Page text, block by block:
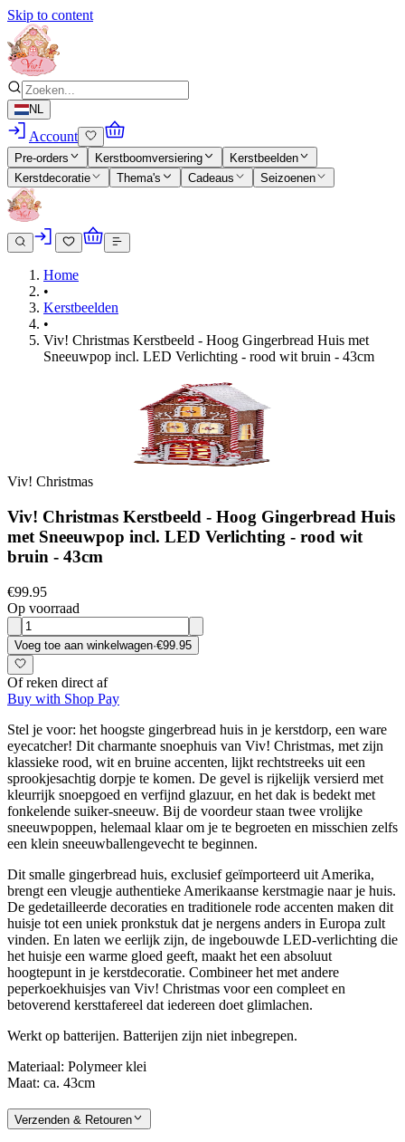
Skip to content
NL
Account
Pre-orders Kerstboomversiering
Kerstbeelden
Kerstdecoratie
Thema's Cadeaus Seizoenen
Home
•
Kerstbeelden
•
Viv! Christmas Kerstbeeld - Hoog Gingerbread Huis met
Sneeuwpop incl. LED Verlichting - rood wit bruin - 43cm
Viv! Christmas
Viv! Christmas Kerstbeeld - Hoog Gingerbread Huis
met Sneeuwpop incl. LED Verlichting - rood wit
bruin - 43cm
€99.95
Op voorraad
Voeg toe aan winkelwagen·€99.95
Of reken direct af
Buy with Shop Pay
Stel je voor: het hoogste gingerbread huis in je kerstdorp, een ware
eyecatcher! Dit charmante snoephuis van Viv! Christmas, met zijn
klassieke rood, wit en bruine accenten, lijkt rechtstreeks uit een
sprookjesachtig dorpje te komen. De gevel is rijkelijk versierd met
kleurrijk snoepgoed en verfijnd glazuur, en het dak is bedekt met
fonkelende suiker-sneeuw. Bij de voordeur staan twee vrolijke
sneeuwpoppen, helemaal klaar om je te begroeten en misschien zelfs
een klein sneeuwballengevecht te beginnen.
Dit smalle gingerbread huis, exclusief geïmporteerd uit Amerika,
brengt een vleugje authentieke Amerikaanse kerstmagie naar je huis.
De gedetailleerde decoraties en traditionele rode accenten maken dit
huisje tot een uniek pronkstuk dat je nergens anders in Europa zult
vinden. En laten we eerlijk zijn, de ingebouwde LED-verlichting die
het huisje een warme gloed geeft, maakt het een absoluut
hoogtepunt in je kerstdecoratie. Combineer het met andere
peperkoekhuisjes van Viv! Christmas voor een compleet en
betoverend kersttafereel dat iedereen doet glimlachen.
Werkt op batterijen. Batterijen zijn niet inbegrepen.
Materiaal: Polymeer klei
Maat: ca. 43cm
Verzenden & Retouren